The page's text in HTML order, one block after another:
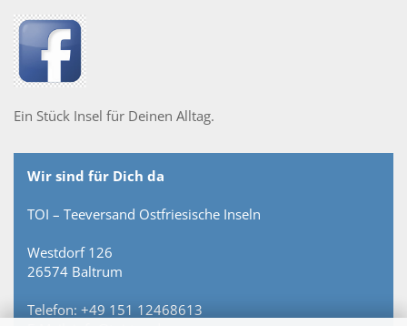
Ein Stück Insel für Deinen Alltag.
Wir sind für Dich da
TOI – Teeversand Ostfriesische Inseln
Westdorf 126
26574 Baltrum
Telefon: +49 151 12468613